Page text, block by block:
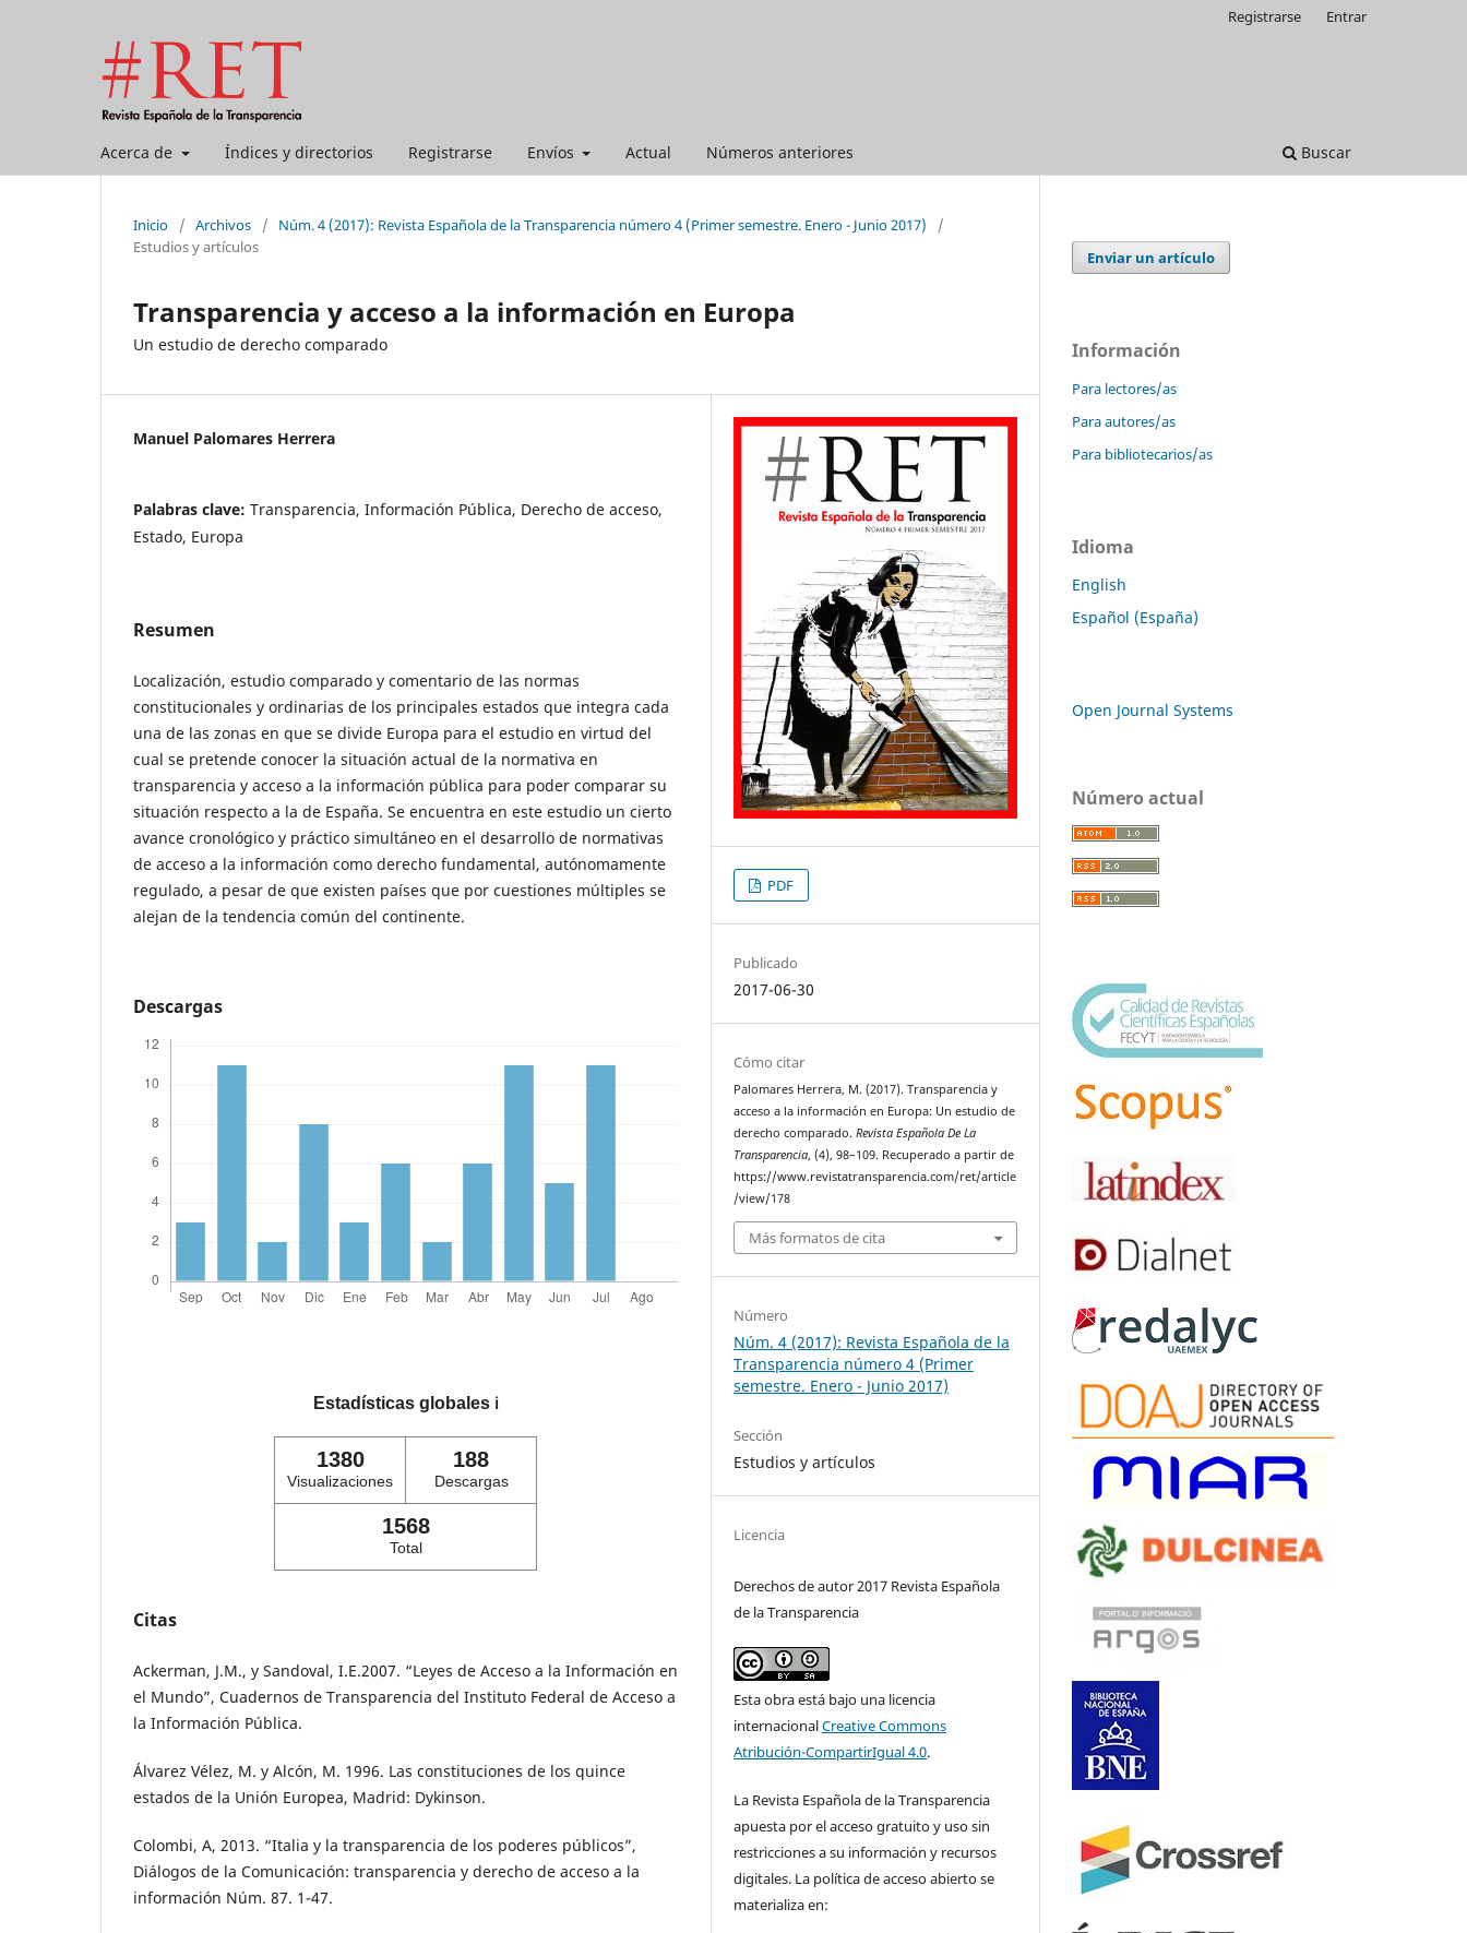
Acerca de Índices y directorios Registrarse Envíos Actual Números anteriores Buscar
Registrarse Entrar
Inicio / Archivos / Núm. 4 (2017): Revista Española de la Transparencia número 4 (Primer semestre. Enero - Junio 2017)
/
Estudios y artículos
Transparencia y acceso a la información en Europa
Un estudio de derecho comparado
Manuel Palomares Herrera
Palabras clave: Transparencia, Información Pública, Derecho de acceso,
Estado, Europa
Resumen
Localización, estudio comparado y comentario de las normas
constitucionales y ordinarias de los principales estados que integra cada
una de las zonas en que se divide Europa para el estudio en virtud del
cual se pretende conocer la situación actual de la normativa en
transparencia y acceso a la información pública para poder comparar su
situación respecto a la de España. Se encuentra en este estudio un cierto
avance cronológico y práctico simultáneo en el desarrollo de normativas
de acceso a la información como derecho fundamental, autónomamente
regulado, a pesar de que existen países que por cuestiones múltiples se
alejan de la tendencia común del continente.
Descargas
Estadísticas globales ℹ️
1380
Visualizaciones
188
Descargas
1568
Total
Citas
Ackerman, J.M., y Sandoval, I.E.2007. “Leyes de Acceso a la Información en
el Mundo”, Cuadernos de Transparencia del Instituto Federal de Acceso a
la Información Pública.
Álvarez Vélez, M. y Alcón, M. 1996. Las constituciones de los quince
estados de la Unión Europea, Madrid: Dykinson.
Colombi, A, 2013. “Italia y la transparencia de los poderes públicos”,
Diálogos de la Comunicación: transparencia y derecho de acceso a la
información Núm. 87. 1-47.
PDF
Publicado
2017-06-30
Cómo citar
Palomares Herrera, M. (2017). Transparencia y
acceso a la información en Europa: Un estudio de
derecho comparado.Revista Española De La
Transparencia, (4), 98–109. Recuperado a partir de
https://www.revistatransparencia.com/ret/article
/view/178
Más formatos de cita
Número
Núm. 4 (2017): Revista Española de la
Transparencia número 4 (Primer
semestre. Enero - Junio 2017)
Sección
Estudios y artículos
Licencia
Derechos de autor 2017 Revista Española
de la Transparencia
Esta obra está bajo una licencia
internacionalCreative Commons
Atribución-CompartirIgual 4.0.
La Revista Española de la Transparencia
apuesta por el acceso gratuito y uso sin
restricciones a su información y recursos
digitales. La política de acceso abierto se
materializa en:
Enviar un artículo
Información
Para lectores/as
Para autores/as
Para bibliotecarios/as
Idioma
English
Español (España)
Open Journal Systems
Número actual